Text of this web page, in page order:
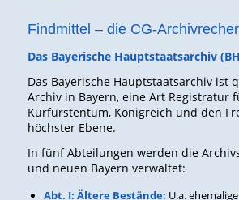
Findmittel – die CG-
Das Bayerische Hauptstaatsarchiv
Das Bayerische Hauptstaatsarchiv ist
Archiv in Bayern, eine Art Registratur
Kurfürstentum, Königreich und den
höchster Ebene.
In fünf Abteilungen werden die
und neuen Bayern verwaltet:
Abt. I: Ältere Bestände: U.a.